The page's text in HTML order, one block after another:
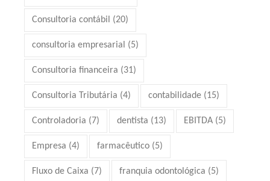
Consultoria contábil (20)
consultoria empresarial (5)
Consultoria financeira (31)
Consultoria Tributária (4) contabilidade (15)
Controladoria (7) dentista (13) EBITDA (5)
Empresa (4) farmacêutico (5)
Fluxo de Caixa (7) franquia odontológica (5)